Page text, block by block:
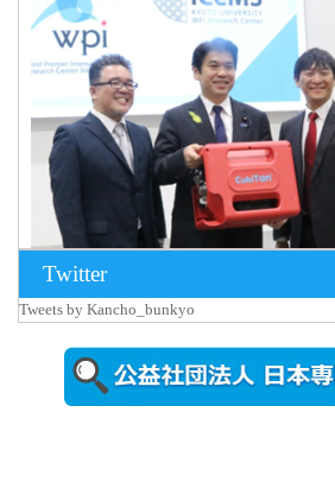
Twitter
Tweets by Kancho_bunkyo